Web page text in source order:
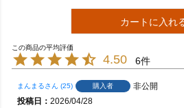
カートに入れ
4.50 6
まんまる 25 購入者
非公開
投稿日
2026/04/28